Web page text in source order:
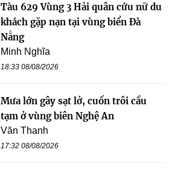
Tàu 629 Vùng 3 Hải quân cứu nữ du
khách gặp nạn tại vùng biển Đà
Nẵng
Minh Nghĩa
18:33 08/08/2026
Mưa lớn gây sạt lở, cuốn trôi cầu
tạm ở vùng biên Nghệ An
Văn Thanh
17:32 08/08/2026